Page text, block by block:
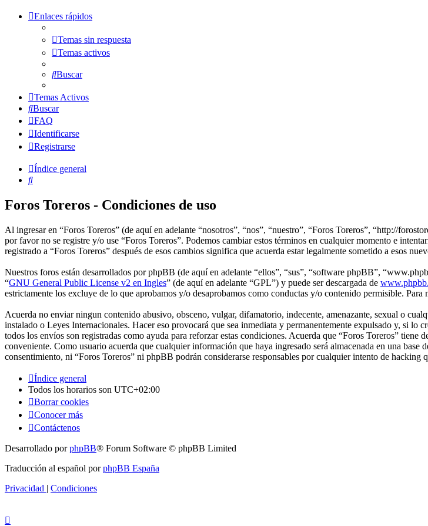
Enlaces rápidos
Temas sin respuesta
Temas activos
Buscar
Temas Activos
Buscar
FAQ
Identificarse
Registrarse
Índice general
Buscar
Foros Toreros - Condiciones de uso
Al ingresar en “Foros Toreros” (de aquí en adelante “nosotros”, “nos”, “nuestro”, “Foros Toreros”, “http://
por favor no se registre y/o use “Foros Toreros”. Podemos cambiar estos términos en cualquier momento e
registrado a “Foros Toreros” después de esos cambios significa que acuerda estar legalmente sometido a esos
Nuestros foros están desarrollados por phpBB (de aquí en adelante “ellos”, “sus”, “software phpBB”,
“GNU General Public License v2 en Ingles” (de aquí en adelante “GPL”) y puede ser descargada de
estrictamente los excluye de lo que aprobamos y/o desaprobamos como conductas y/o contenido permisible.
Acuerda no enviar ningun contenido abusivo, obsceno, vulgar, difamatorio, indecente, amenazante, sexual o
instalado o Leyes Internacionales. Hacer eso provocará que sea inmediata y permanentemente expulsado y, si
todos los envíos son registradas como ayuda para reforzar estas condiciones. Acuerda que “Foros Toreros”
conveniente. Como usuario acuerda que cualquier información que haya ingresado será almacenada en una
consentimiento, ni “Foros Toreros” ni phpBB podrán considerarse responsables por cualquier intento de hacking
Índice general
Todos los horarios son UTC+02:00
Borrar cookies
Conocer más
Contáctenos
Desarrollado porphpBB® Forum Software © phpBB Limited
Traducción al español porphpBB España
Privacidad | Condiciones